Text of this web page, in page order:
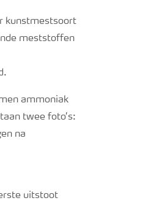
kunstmestsoort
meststoffen
ammoniak
twee foto’s:
na
uitstoot